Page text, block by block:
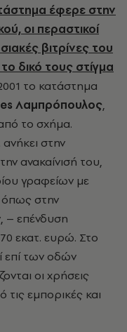
έφερε στην
οι περαστικοί
βιτρίνες του
δικό τους στίγμα
το κατάστημα
Λαμπρόπουλος,
το σχήμα.
στην
ανακαίνισή του,
γραφείων με
όπως στην
– επένδυση
εκατ. ευρώ. Στο
επί των οδών
οι χρήσεις
τις εμπορικές και